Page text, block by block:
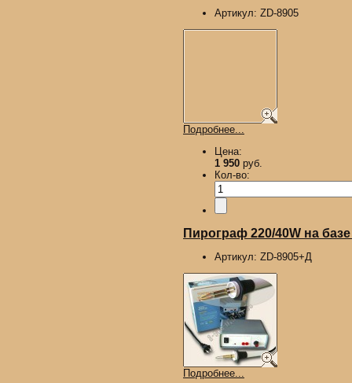
Артикул: ZD-8905
Подробнее...
Цена:
1 950 руб.
Кол-во:
Пирограф 220/40W на
Артикул: ZD-8905+Д
Подробнее...